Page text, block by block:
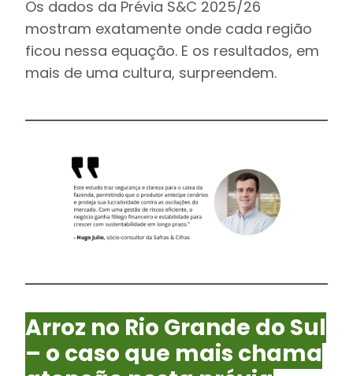
Os dados da Prévia S&C 2025/26
mostram exatamente onde cada região
ficou nessa equação. E os resultados, em
mais de uma cultura, surpreendem.
Arroz no Rio Grande do Sul
– o caso que mais chama